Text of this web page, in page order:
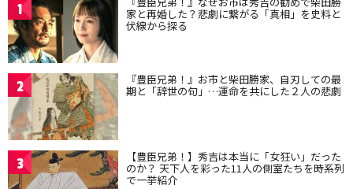
1 家と再婚した？悲劇に繋がる「真相」を史料と
伏線から探る
2 『豊臣兄弟！』お市と柴田勝家、自刃しての最
期と「辞世の句」…運命を共にした２人の悲劇
3 【豊臣兄弟！】秀吉は本当に「女狂い」だった
のか？ 天下人を彩った11人の側室たちを時系列
で一挙紹介